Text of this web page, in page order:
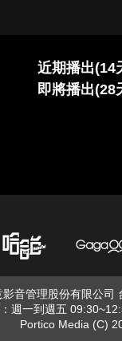
近期播出(14
即將播出(28
影音管理股份有限公司
週一到週五
Portico Media (C)